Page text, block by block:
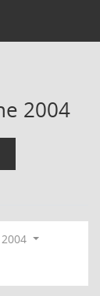
2004
2004